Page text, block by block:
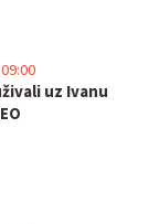
uz Ivanu